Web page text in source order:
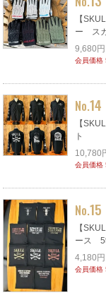
【
ー ス
9,680円
会員価格
No.14
【
ト
10,780
会員価格
No.15
【
ース
4,180円
会員価格